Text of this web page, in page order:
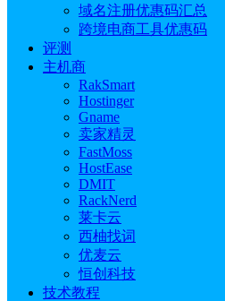
域名注册优惠码汇总
跨境电商工具优惠码
评测
主机商
RakSmart
Hostinger
Gname
卖家精灵
FastMoss
HostEase
DMIT
RackNerd
莱卡云
西柚找词
优麦云
恒创科技
技术教程
SEO网站结构如何优化？
层次、URL结构、内部链接、导
跨境电商建站商家来说，实
这里将以BlueHost WordPress托
在极短的时间内实现网站结构的
站运营效率。